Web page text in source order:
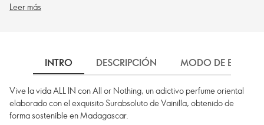
Leer más
INTRO DESCRIPCIÓN MODO DE EMPLEO
Vive la vida ALL IN con All or Nothing, un adictivo perfume oriental
elaborado con el exquisito Surabsoluto de Vainilla, obtenido de
forma sostenible en Madagascar.